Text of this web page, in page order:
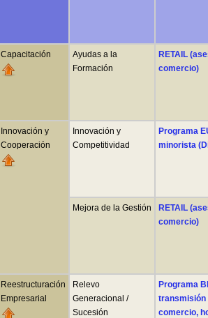
Capacitación
Ayudas a la
Formación
RETAIL
comercio)
Innovación y
Cooperación
Innovación y
Competitividad
Programa
minorista
Mejora de la Gestión
RETAIL
comercio)
Reestructuración
Empresarial
Relevo
Generacional /
Sucesión
Programa
transmisión
comercio,